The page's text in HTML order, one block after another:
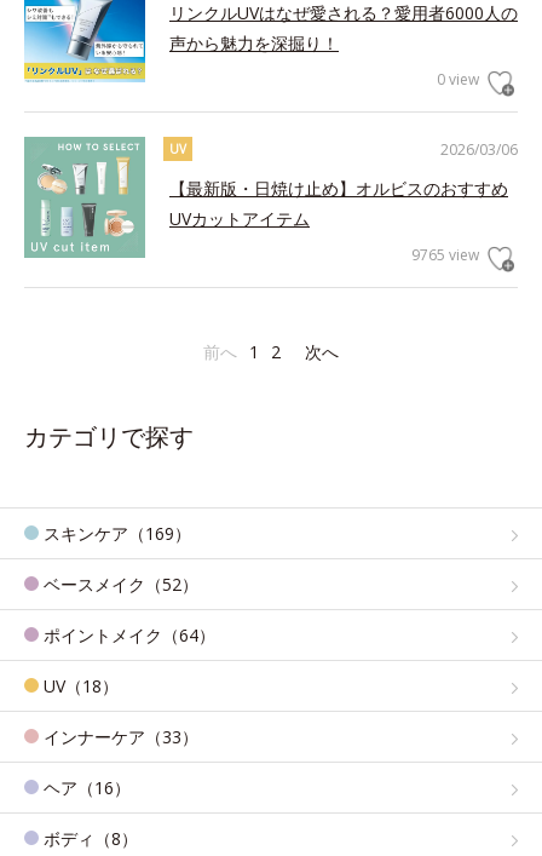
リンクルUVはなぜ愛される？愛用者6000人の
声から魅力を深掘り！
0 view
2026/03/06
UV
【最新版・日焼け止め】オルビスのおすすめ
UVカットアイテム
9765 view
前へ 1 2 次へ
カテゴリで探す
スキンケア（169）
ベースメイク（52）
ポイントメイク（64）
UV（18）
インナーケア（33）
ヘア（16）
ボディ（8）